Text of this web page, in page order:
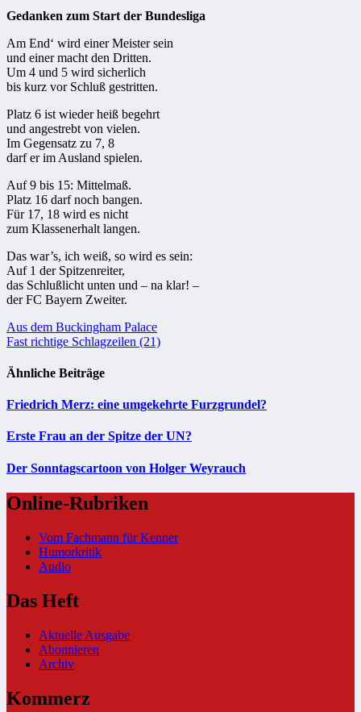
Gedanken zum Start der Bundesliga
Am End‘ wird einer Meister sein
und einer macht den Dritten.
Um 4 und 5 wird sicherlich
bis kurz vor Schluß gestritten.
Platz 6 ist wieder heiß begehrt
und angestrebt von vielen.
Im Gegensatz zu 7, 8
darf er im Ausland spielen.
Auf 9 bis 15: Mittelmaß.
Platz 16 darf noch bangen.
Für 17, 18 wird es nicht
zum Klassenerhalt langen.
Das war’s, ich weiß, so wird es sein:
Auf 1 der Spitzenreiter,
das Schlußlicht unten und – na klar! –
der FC Bayern Zweiter.
Beitragsnavigation
Aus dem Buckingham Palace
Fast richtige Schlagzeilen (21)
Ähnliche Beiträge
Friedrich Merz: eine umgekehrte Furzgrundel?
Erste Frau an der Spitze der UN?
Der Sonntagscartoon von Holger Weyrauch
Online-Rubriken
Vom Fachmann für Kenner
Humorkritik
Audio
Das Heft
Aktuelle Ausgabe
Abonnieren
Archiv
Kommerz